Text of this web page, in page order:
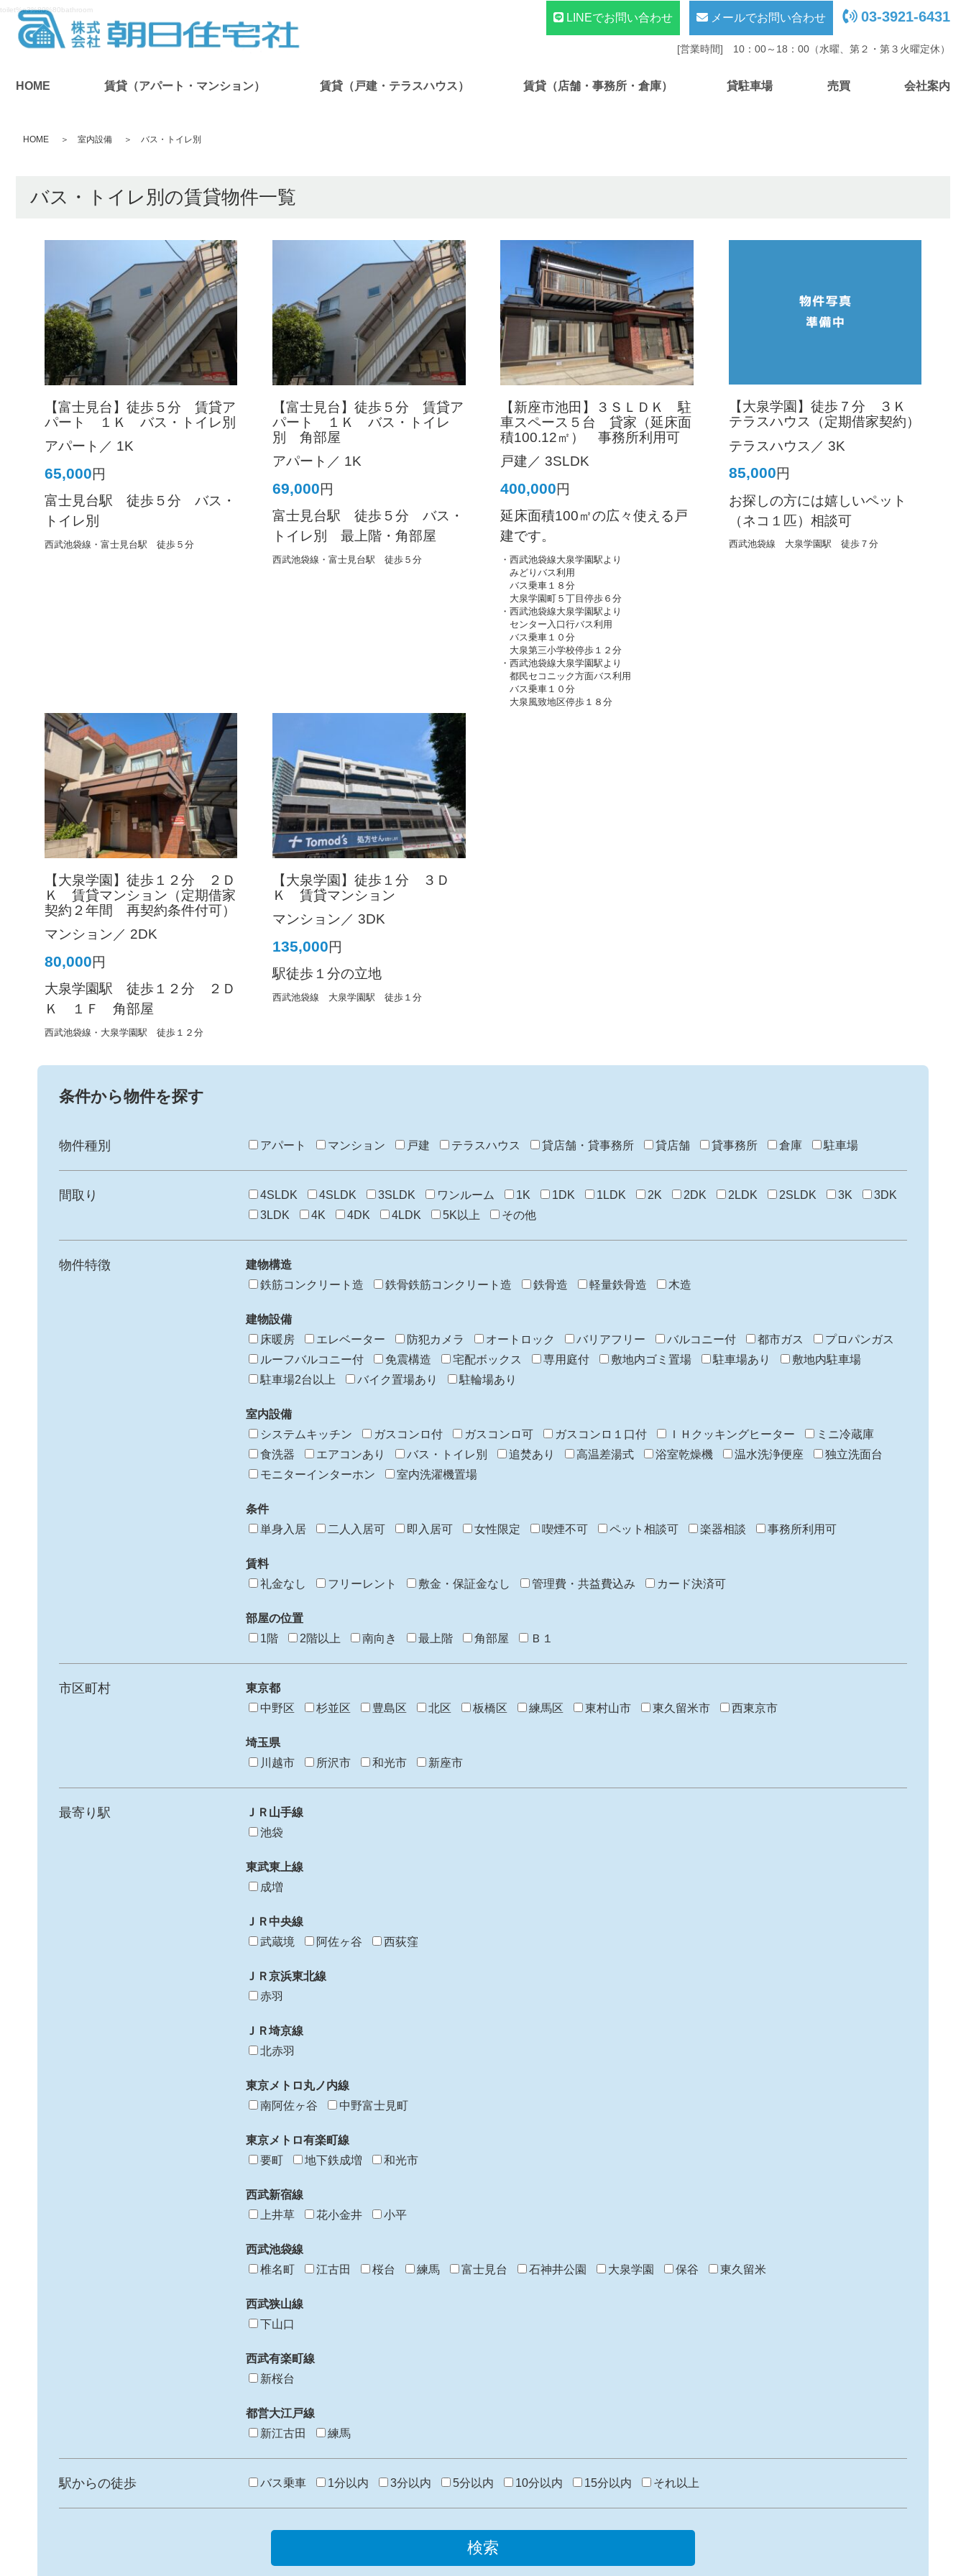
LINEでお問い合わせ メールでお問い合わせ 03-3921-6431
[営業時間] 10：00～18：00（水曜、第２・第３火曜定休）
HOME 賃貸（アパート・マンション） 賃貸（戸建・テラスハウス） 賃貸（店舗・事務所・倉庫） 貸駐車場 売買 会社案内
toilet%e3%80%80bathroom
HOME 室内設備 バス・トイレ別
バス・トイレ別の賃貸物件一覧
【富士見台】徒歩５分 賃貸ア
パート １Ｋ バス・トイレ別
アパート／ 1K
65,000円
富士見台駅 徒歩５分 バス・
トイレ別
西武池袋線・富士見台駅 徒歩５分
【富士見台】徒歩５分 賃貸ア
パート １Ｋ バス・トイレ
別 角部屋
アパート／ 1K
69,000円
富士見台駅 徒歩５分 バス・
トイレ別 最上階・角部屋
西武池袋線・富士見台駅 徒歩５分
【新座市池田】３ＳＬＤＫ 駐
車スペース５台 貸家（延床面
積100.12㎡） 事務所利用可
戸建／ 3SLDK
400,000円
延床面積100㎡の広々使える戸
建です。
・西武池袋線大泉学園駅より
みどりバス利用
バス乗車１８分
大泉学園町５丁目停歩６分
・西武池袋線大泉学園駅より
センター入口行バス利用
バス乗車１０分
大泉第三小学校停歩１２分
・西武池袋線大泉学園駅より
都民セコニック方面バス利用
バス乗車１０分
大泉風致地区停歩１８分
【大泉学園】徒歩７分 ３Ｋ
テラスハウス（定期借家契約）
テラスハウス／ 3K
85,000円
お探しの方には嬉しいペット
（ネコ１匹）相談可
西武池袋線 大泉学園駅 徒歩７分
【大泉学園】徒歩１２分 ２Ｄ
Ｋ 賃貸マンション（定期借家
契約２年間 再契約条件付可）
マンション／ 2DK
80,000円
大泉学園駅 徒歩１２分 ２Ｄ
Ｋ １Ｆ 角部屋
西武池袋線・大泉学園駅 徒歩１２分
【大泉学園】徒歩１分 ３Ｄ
Ｋ 賃貸マンション
マンション／ 3DK
135,000円
駅徒歩１分の立地
西武池袋線 大泉学園駅 徒歩１分
条件から物件を探す
物件種別 アパート マンション 戸建 テラスハウス 貸店舗・貸事務所 貸店舗 貸事務所 倉庫 駐車場
間取り 4SLDK 4SLDK 3SLDK ワンルーム 1K 1DK 1LDK 2K 2DK 2LDK 2SLDK 3K
3DK
3LDK
4K 4DK 4LDK 5K以上 その他
物件特徴
建物構造
鉄筋コンクリート造
鉄骨鉄筋コンクリート造 鉄骨造 軽量鉄骨造 木造
建物設備
床暖房
エレベーター 防犯カメラ オートロック バリアフリー バルコニー付 都市ガス
プロパンガス
ルーフバルコニー付
免震構造 宅配ボックス 専用庭付 敷地内ゴミ置場 駐車場あり
敷地内駐車場
駐車場2台以上
バイク置場あり 駐輪場あり
室内設備
システムキッチン
ガスコンロ付 ガスコンロ可 ガスコンロ１口付 ＩＨクッキングヒーター
ミニ冷蔵庫
食洗器
エアコンあり バス・トイレ別 追焚あり 高温差湯式 浴室乾燥機 温水洗浄便座
独立洗面台
モニターインターホン
室内洗濯機置場
条件
単身入居
二人入居可 即入居可 女性限定 喫煙不可 ペット相談可 楽器相談 事務所利用可
賃料
礼金なし
フリーレント 敷金・保証金なし 管理費・共益費込み カード決済可
部屋の位置
1階
2階以上 南向き 最上階 角部屋 Ｂ１
市区町村
東京都
中野区
杉並区 豊島区 北区 板橋区 練馬区 東村山市 東久留米市 西東京市
埼玉県
川越市
所沢市 和光市 新座市
最寄り駅
ＪＲ山手線
池袋
東武東上線
成増
ＪＲ中央線
武蔵境
阿佐ヶ谷 西荻窪
ＪＲ京浜東北線
赤羽
ＪＲ埼京線
北赤羽
東京メトロ丸ノ内線
南阿佐ヶ谷
中野富士見町
東京メトロ有楽町線
要町
地下鉄成増 和光市
西武新宿線
上井草
花小金井 小平
西武池袋線
椎名町
江古田 桜台 練馬 富士見台 石神井公園 大泉学園 保谷 東久留米
西武狭山線
下山口
西武有楽町線
新桜台
都営大江戸線
新江古田
練馬
駅からの徒歩 バス乗車 1分以内 3分以内 5分以内 10分以内 15分以内 それ以上
検索